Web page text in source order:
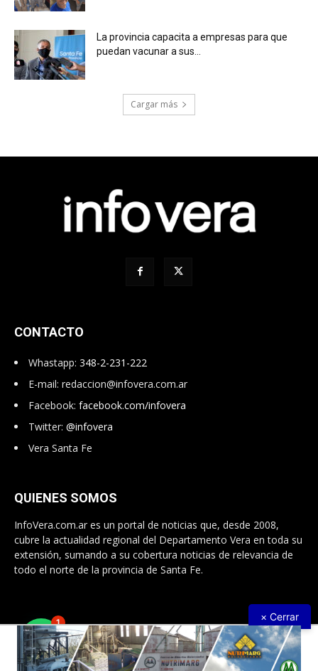
La provincia capacita a empresas para que
puedan vacunar a sus...
Cargar más
CONTACTO
Whastapp: 348-2-231-222
E-mail: redaccion@infovera.com.ar
Facebook: facebook.com/infovera
Twitter: @infovera
Vera Santa Fe
QUIENES SOMOS
InfoVera.com.ar es un portal de noticias que, desde 2008,
cubre la actualidad regional del Departamento Vera en toda su
extensión, sumando a su cobertura noticias de relevancia de
todo el norte de la provincia de Santa Fe.
Todos Los Derechos Reservados © 2008 – 2026. Infovera.com.ar
- Powered byPG Multimedias
× Cerrar
1